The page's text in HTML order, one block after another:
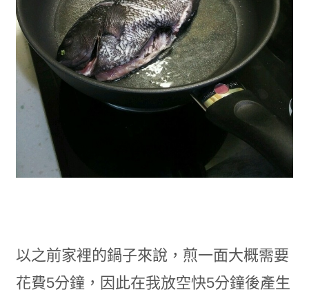
以之前家裡的鍋子來說，煎一面大概需要
花費5分鐘，因此在我放空快5分鐘後產生